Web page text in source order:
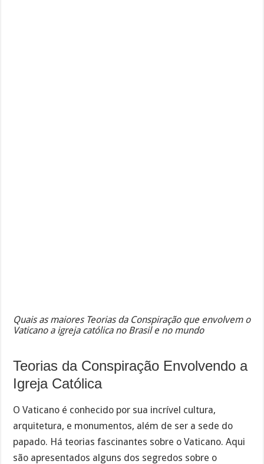
Quais as maiores Teorias da Conspiração que envolvem o
Vaticano a igreja católica no Brasil e no mundo
Teorias da Conspiração Envolvendo a
Igreja Católica
O Vaticano é conhecido por sua incrível cultura,
arquitetura, e monumentos, além de ser a sede do
papado. Há teorias fascinantes sobre o Vaticano. Aqui
são apresentados alguns dos segredos sobre o